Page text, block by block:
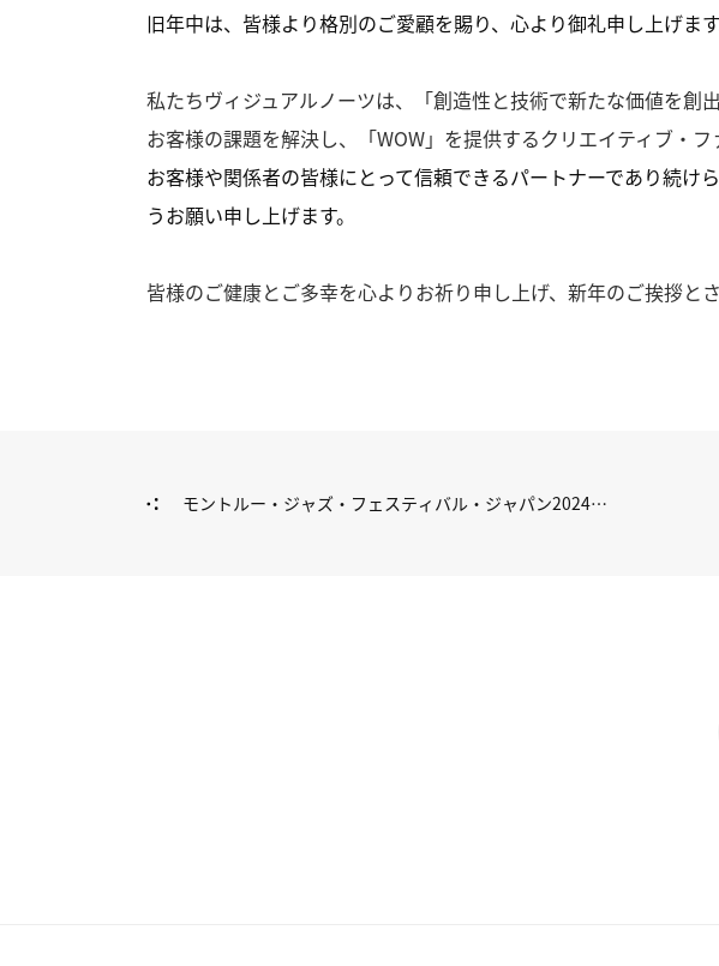
旧年中は、皆様より格別のご愛顧を賜り、心より御礼申し上げます
私たちヴィジュアルノーツは、「創造性と技術で新たな価値を創
お客様の課題を解決し、「WOW」を提供するクリエイティブ・
お客様や関係者の皆様にとって信頼できるパートナーであり続
うお願い申し上げます。
皆様のご健康とご多幸を心よりお祈り申し上げ、新年のご挨拶と
モントルー・ジャズ・フェスティバル・ジャパン2024